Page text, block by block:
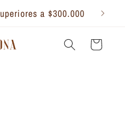
a $300.000
Carrito